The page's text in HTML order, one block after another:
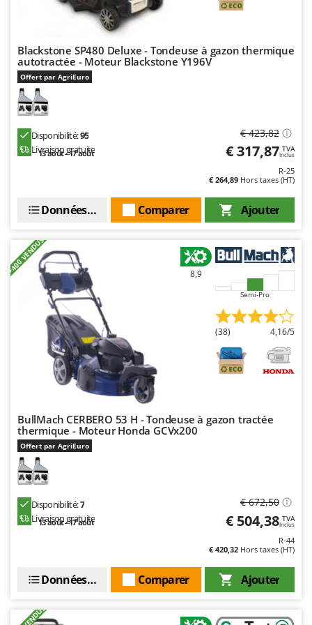
Blackstone SP480 Deluxe - Tondeuse à gazon thermique
autotractée - Moteur Blackstone Y196V
Offert par AgriEuro
Disponibilité:95
Livraison gratuite
13 août - 17 août
€ 423,82
€ 317,87 TVA
Inclus
R-25
€ 264,89 Hors taxes (HT)
Ajouter
Comparer
Données techniques
+400 VENDUS 8,9
Semi-Pro
(38) 4,16/5
BullMach CERBERO 53 H - Tondeuse à gazon tractée
thermique - Moteur Honda GCVx200
Offert par AgriEuro
Disponibilité:7
Livraison gratuite
13 août - 17 août
€ 672,50
€ 504,38 TVA
Inclus
R-44
€ 420,32 Hors taxes (HT)
Ajouter
Comparer
Données techniques